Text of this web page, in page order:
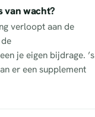
van wacht?
verloopt aan de
je eigen bijdrage. ’s
er een supplement